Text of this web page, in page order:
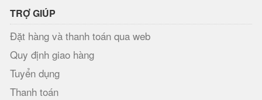
TRỢ GIÚP
Đặt hàng và thanh toán qua web
Quy định giao hàng
Tuyển dụng
Thanh toán